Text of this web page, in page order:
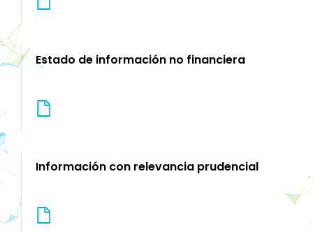
Estado de información no financiera
Información con relevancia prudencial